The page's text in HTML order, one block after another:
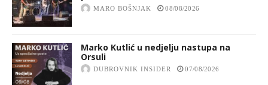
MARO BOŠNJAK 08/08/2026
Marko Kutlić u nedjelju nastupa na
Orsuli
DUBROVNIK INSIDER 07/08/2026